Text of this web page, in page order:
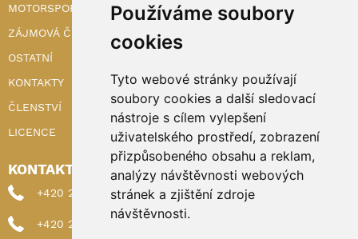
Používáme soubory
cookies
Tyto webové stránky používají
soubory cookies a další sledovací
nástroje s cílem vylepšení
uživatelského prostředí, zobrazení
přizpůsobeného obsahu a reklam,
analýzy návštěvnosti webových
stránek a zjištění zdroje
návštěvnosti.
MOTORSPORT
ZÁJMOVÁ ČINNOST
OSTATNÍ
KONTAKTY
ČLENSTVÍ
LICENCE
KONTAKTY
+420 222 898 224 (sekretariat)
+420 222 898 221 (členství)